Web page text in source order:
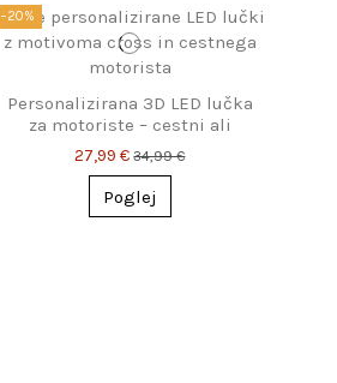
−20%
Personalizirana 3D LED lučka
za motoriste – cestni ali
cross motor
27,99 €34,99 €
Poglej